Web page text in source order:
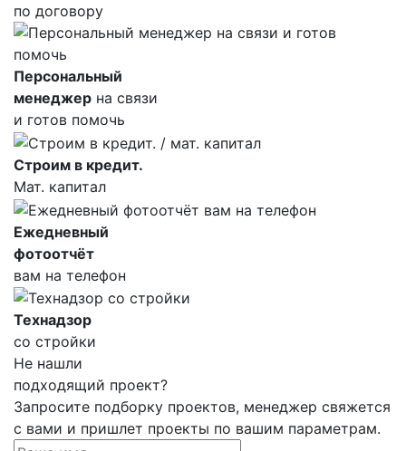
по договору
Персональный
менеджер на связи
и готов помочь
Строим в кредит.
Мат. капитал
Ежедневный
фотоотчёт
вам на телефон
Технадзор
со стройки
Не нашли
подходящий проект?
Запросите подборку проектов, менеджер свяжется
с вами и пришлет проекты по вашим параметрам.